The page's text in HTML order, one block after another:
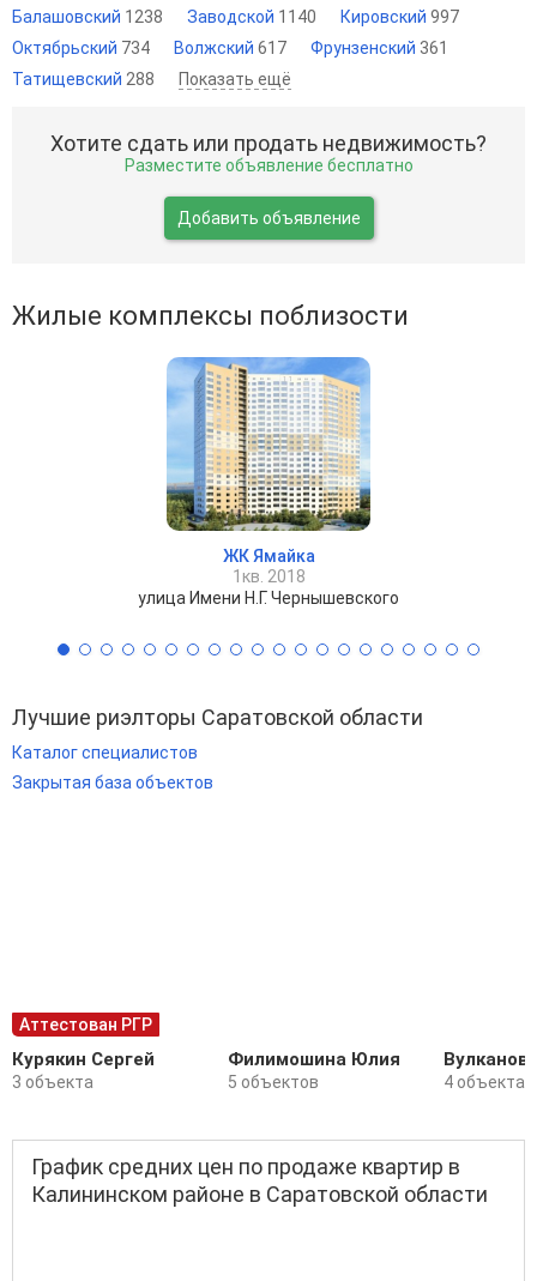
Балашовский 1238 Заводской 1140 Кировский 997
Октябрьский 734 Волжский 617 Фрунзенский 361
Татищевский 288 Показать ещё
Хотите сдать или продать недвижимость?
Разместите объявление бесплатно
Добавить объявление
Жилые комплексы поблизости
ЖК Ямайка
1кв. 2018
улица Имени Н.Г. Чернышевского
Лучшие риэлторы Саратовской области
Каталог специалистов
Закрытая база объектов
Аттестован РГР
Курякин Сергей
3 объекта
Филимошина Юлия
5 объектов 4 объекта
График средних цен по продаже квартир в
Калининском районе в Саратовской области